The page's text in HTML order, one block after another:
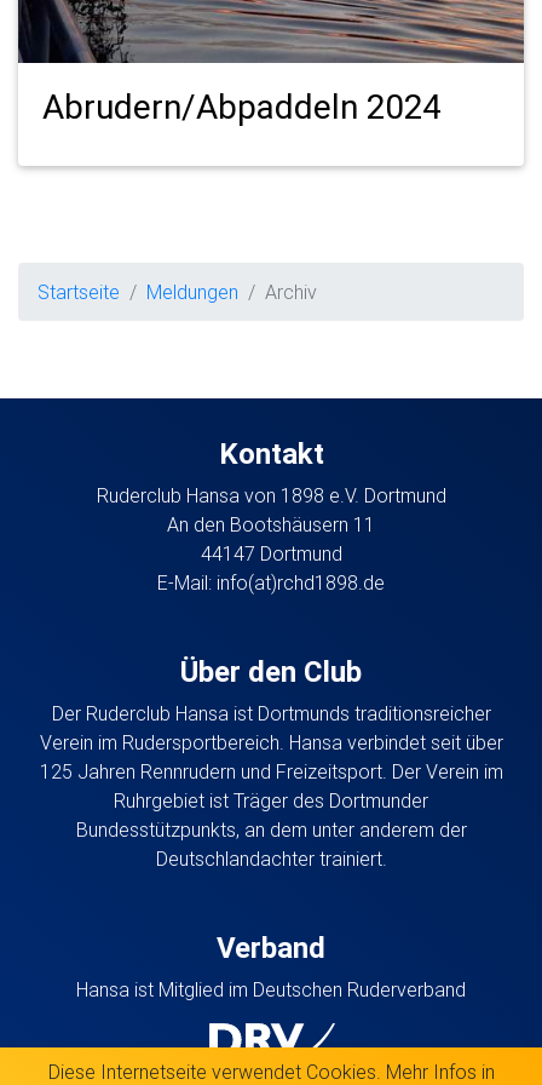
Abrudern/Abpaddeln 2024
Startseite Meldungen Archiv
Kontakt
Ruderclub Hansa von 1898 e.V. Dortmund
An den Bootshäusern 11
44147 Dortmund
E-Mail: info(at)rchd1898.de
Über den Club
Der Ruderclub Hansa ist Dortmunds traditionsreicher
Verein im Rudersportbereich. Hansa verbindet seit über
125 Jahren Rennrudern und Freizeitsport. Der Verein im
Ruhrgebiet ist Träger des Dortmunder
Bundesstützpunkts, an dem unter anderem der
Deutschlandachter trainiert.
Verband
Hansa ist Mitglied im Deutschen Ruderverband
Diese Internetseite verwendet Cookies. Mehr Infos in